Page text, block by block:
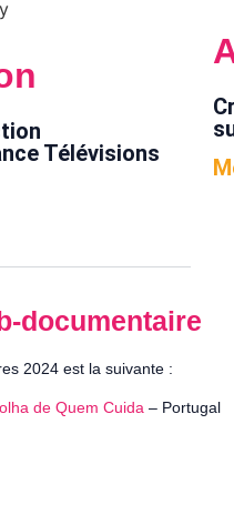
Télévisions
documentaire
2024 est la suivante :
de Quem Cuida – Portugal